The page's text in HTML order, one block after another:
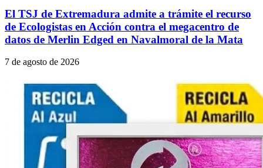
El TSJ de Extremadura admite a trámite el recurso
de Ecologistas en Acción contra el megacentro de
datos de Merlin Edged en Navalmoral de la Mata
7 de agosto de 2026